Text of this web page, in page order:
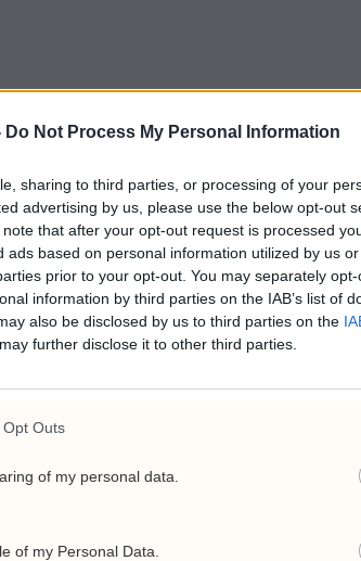
Do Not Process My Personal Information
sharing to third parties, or processing of your
advertising by us, please use the below opt-out
that after your opt-out request is processed
ads based on personal information utilized by us
prior to your opt-out. You may separately
information by third parties on the IAB’s list of
also be disclosed by us to third parties on the
further disclose it to other third parties.
Outs
of my personal data.
of my Personal Data.
om Støres møte med nordiske ledere.
implikasjonene for NATO og Europa.
samtaler om sikkerhetsgarantier.
METTE FREDERIKSEN NATO NTB
om
– Har
Fredrik Solvang starter